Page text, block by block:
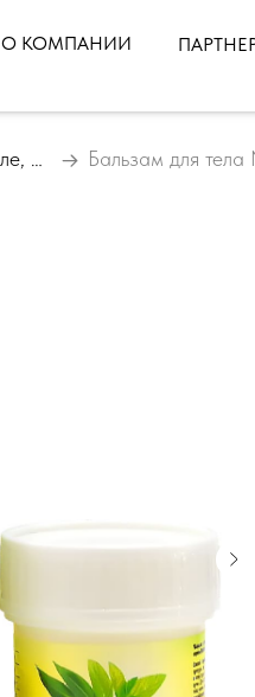
О КОМПАНИИ